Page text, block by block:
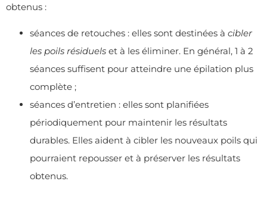
obtenus :
séances de retouches : elles sont destinées à cibler
les poils résiduels et à les éliminer. En général, 1 à 2
séances suffisent pour atteindre une épilation plus
complète ;
séances d’entretien : elles sont planifiées
périodiquement pour maintenir les résultats
durables. Elles aident à cibler les nouveaux poils qui
pourraient repousser et à préserver les résultats
obtenus.